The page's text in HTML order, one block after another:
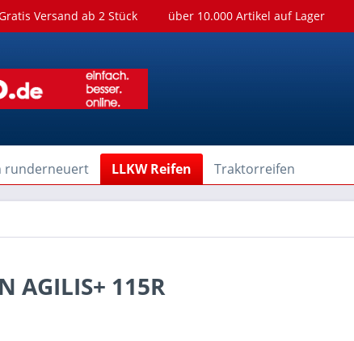
Versand ab 2 Stück über 10.000 Artikel auf Lager
runderneuert LLKW Reifen Traktorreifen
AGILIS+ 115R